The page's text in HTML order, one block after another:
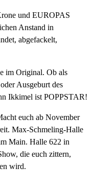
und EUROPAS
Anstand in
abgefackelt,
im Original. Ob als
Ausgeburt des
Ikkimel ist POPPSTAR!
euch ab November
Max-Schmeling-Halle
Main. Halle 622 in
die euch zittern,
wird.